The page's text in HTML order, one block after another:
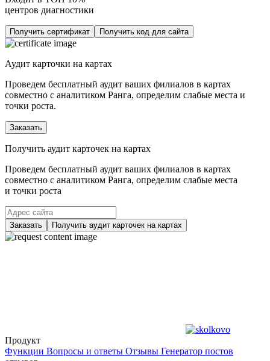
центров диагностики
Получить сертификат Получить код для сайта
Аудит карточки на картах
Проведем бесплатный аудит ваших филиалов в картах
совместно с аналитиком Ранга, определим слабые места и
точки роста.
Заказать
Получить аудит карточек на картах
Проведем бесплатный аудит ваших филиалов в картах
совместно с аналитиком Ранга, определим слабые места
и точки роста
Заказать Получить аудит карточек на картах
Продукт
Функции Вопросы и ответы Отзывы Генератор постов